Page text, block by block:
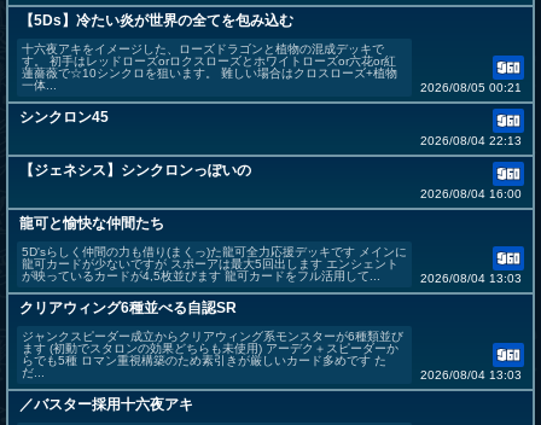
【5Ds】冷たい炎が世界の全てを包み込む
十六夜アキをイメージした、ローズドラゴンと植物の混成デッキで
す。 初手はレッドローズorロクスローズとホワイトローズor六花or紅
蓮薔薇で☆10シンクロを狙います。 難しい場合はクロスローズ+植物
一体...
2026/08/05 00:21
シンクロン45
2026/08/04 22:13
【ジェネシス】シンクロンっぽいの
2026/08/04 16:00
龍可と愉快な仲間たち
5D'sらしく仲間の力も借り(まくっ)た龍可全力応援デッキです メインに
龍可カードが少ないですが スポーアは最大5回出します エンシェント
が映っているカードが4,5枚並びます 龍可カードをフル活用して...
2026/08/04 13:03
クリアウィング6種並べる自認SR
ジャンクスピーダー成立からクリアウィング系モンスターが6種類並び
ます (初動でスタロンの効果どちらも未使用) アーデク＋スピーダーか
らでも5種 ロマン重視構築のため素引きが厳しいカード多めです た
だ...
2026/08/04 13:03
／バスター採用十六夜アキ